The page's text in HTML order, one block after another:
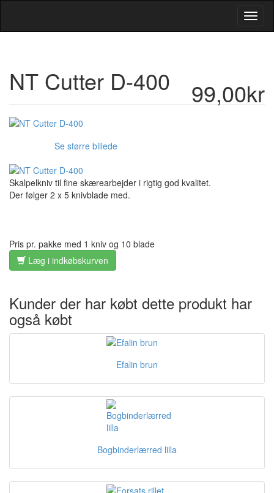
99,00kr
NT Cutter D-400
Se større billede
Skalpelkniv til fine skærearbejder i rigtig god kvalitet.
Der følger 2 x 5 knivblade med.
Pris pr. pakke med 1 kniv og 10 blade
Læg i indkøbskurven
Kunder der har købt dette produkt har
også købt
Efalin brun
Bogbinderlærred lilla